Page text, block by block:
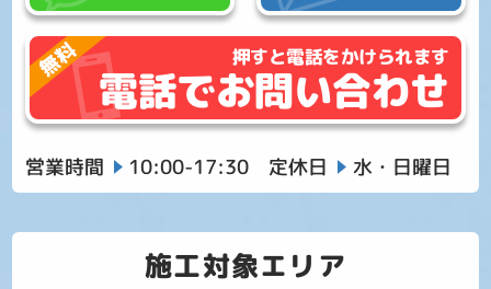
押すと電話をかけられます
電話でお問い合わせ
営業時間 10:00-17:30 定休日 水・日曜日
施工対象エリア